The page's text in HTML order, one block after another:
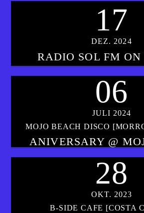
17
DEZ. 2024
RADIO SOL FM ON
TONY’S NON
06
JULI 2024
MOJO BEACH DISCO
ANIVERSARY @
28
OKT. 2023
B-SIDE CAFE [COSTA